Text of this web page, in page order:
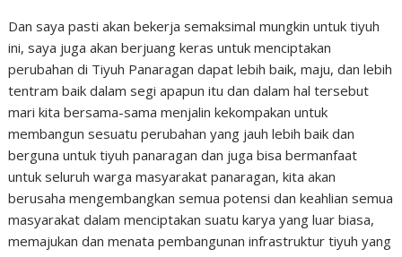
Dan saya pasti akan bekerja semaksimal mungkin untuk tiyuh
ini, saya juga akan berjuang keras untuk menciptakan
perubahan di Tiyuh Panaragan dapat lebih baik, maju, dan lebih
tentram baik dalam segi apapun itu dan dalam hal tersebut
mari kita bersama-sama menjalin kekompakan untuk
membangun sesuatu perubahan yang jauh lebih baik dan
berguna untuk tiyuh panaragan dan juga bisa bermanfaat
untuk seluruh warga masyarakat panaragan, kita akan
berusaha mengembangkan semua potensi dan keahlian semua
masyarakat dalam menciptakan suatu karya yang luar biasa,
memajukan dan menata pembangunan infrastruktur tiyuh yang